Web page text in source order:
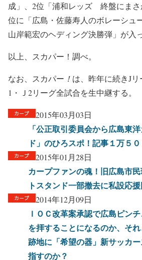
成」、2位「浦和レッズ 終盤にまさ
位に「広島・佐藤寿人のボレーシュ
山岸範宏のヘディング決勝弾」が入っ
以上、スカパー！調べ。
なお、スカパー ！ は、昨年に続きJ
1・Ｊ2リーグ全試合を生中継する。
2015年03月03日
「公正取引委員会から広島東
ド」のひろスポ！記事１万５
2015年01月28日
カープファンの魂！旧広島市
トスタンド一部撤去に私設応
2014年12月09日
ＩＯＣ改革案承認で広島ピン
を拝することになるのか、そ
跡地に「希望の器」新サッカ
指すのか？